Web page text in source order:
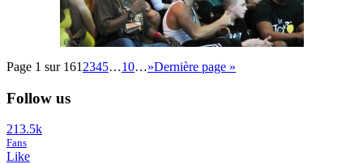
Page 1 sur 161 2345…10…»Dernière page »
Follow us
213.5k
Fans
Like